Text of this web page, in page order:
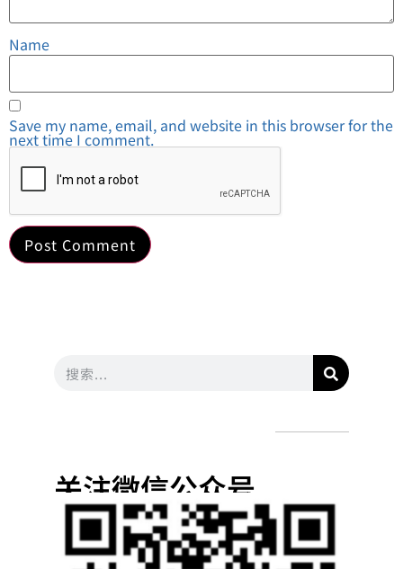
Name
Save my name, email, and website in this browser for the
next time I comment.
关注微信公众号